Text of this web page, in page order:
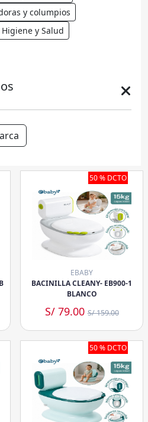
y columpios
Higiene y Salud
50 % DCTO
EBABY
BACINILLA CLEANY- EB900-1
BLANCO
S/ 79.00S/ 159.00
50 % DCTO